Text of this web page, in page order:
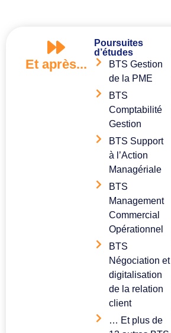
Et après...
Poursuites
d’études
BTS Gestion
de la PME
BTS
Comptabilité
Gestion
BTS Support
à l’Action
Managériale
BTS
Management
Commercial
Opérationnel
BTS
Négociation et
digitalisation
de la relation
client
… Et plus de